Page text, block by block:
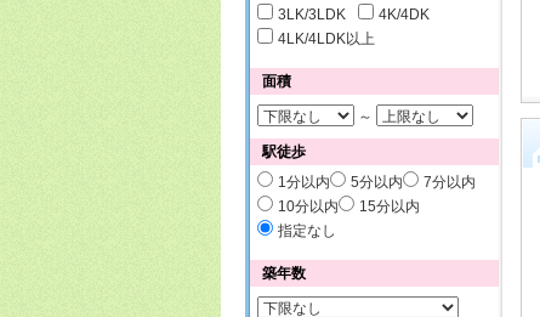
3LK/3LDK
4K/4DK
4LK/4LDK以上
面積
～
駅徒歩
1分以内
5分以内
7分以内
10分以内
15分以内
指定なし
築年数